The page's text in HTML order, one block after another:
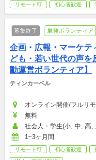
リモート可 初心者歓迎
募集終了 単発ボランティア
企画・広報・マーケテ
ども・若い世代の声を
動運営ボランティア】
ティンカーベル
オンライン開催/フルリ
無料
社会人・学生(小, 中, 高,
1~3ヶ月間
リモート可 初心者歓迎